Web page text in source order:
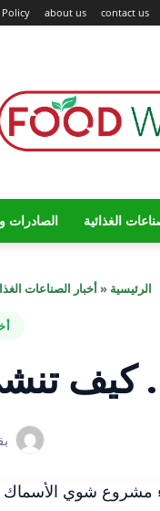
Policy about us contact us
الغذائية الصادرات
الرئيسية «أخبار الصناعات
كيف